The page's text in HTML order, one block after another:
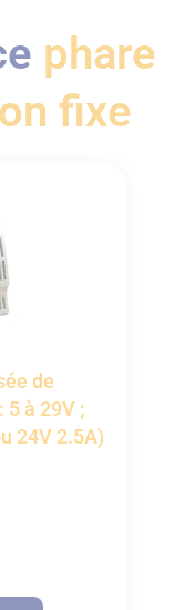
phare
fixe
de
5 à 29V ;
24V 2.5A)